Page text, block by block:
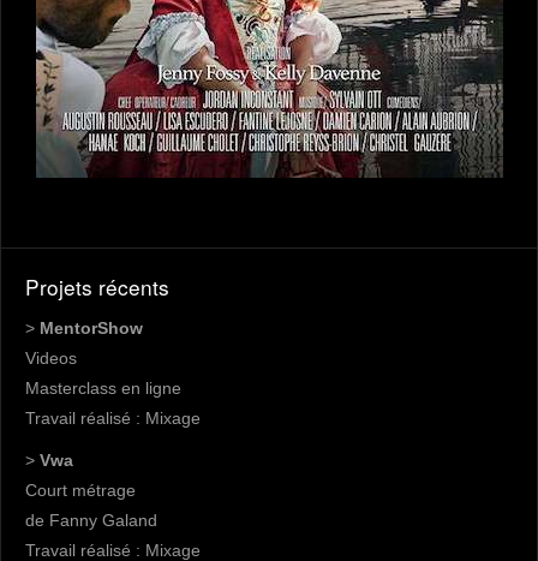
Projets récents
> MentorShow
Videos
Masterclass en ligne
Travail réalisé : Mixage
> Vwa
Court métrage
de Fanny Galand
Travail réalisé : Mixage